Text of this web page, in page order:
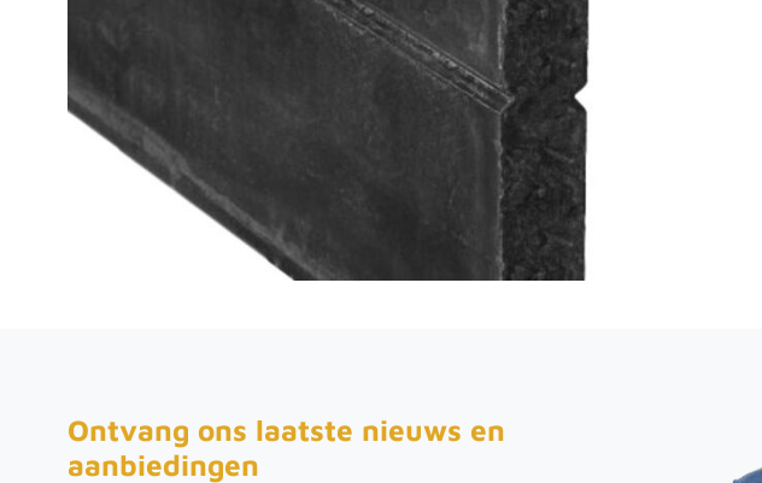
Betonnen motiefplaat 48x260x1840 blokhutprofiel antraciet gecoat
Ontvang ons laatste nieuws en
aanbiedingen